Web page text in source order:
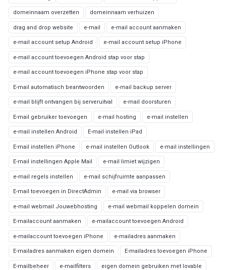
domeinnaam overzetten domeinnaam verhuizen
drag and drop website e-mail e-mail account aanmaken
e-mail account setup Android e-mail account setup iPhone
e-mail account toevoegen Android stap voor stap
e-mail account toevoegen iPhone stap voor stap
E-mail automatisch beantwoorden e-mail backup server
e-mail blijft ontvangen bij serveruitval e-mail doorsturen
E-mail gebruiker toevoegen e-mail hosting e-mail instellen
e-mail instellen Android E-mail instellen iPad
E-mail instellen iPhone e-mail instellen Outlook e-mail instellingen
E-mail instellingen Apple Mail e-mail limiet wijzigen
e-mail regels instellen e-mail schijfruimte aanpassen
E-mail toevoegen in DirectAdmin e-mail via browser
e-mail webmail Jouwebhosting e-mail webmail koppelen domein
E-mailaccount aanmaken e-mailaccount toevoegen Android
e-mailaccount toevoegen iPhone e-mailadres aanmaken
E-mailadres aanmaken eigen domein E-mailadres toevoegen iPhone
E-mailbeheer e-mailfilters eigen domein gebruiken met lovable